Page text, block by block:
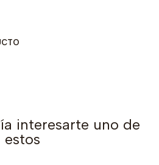
interesarte uno de
estos